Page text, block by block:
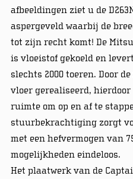
afbeeldingen ziet u de
aspergeveld waarbij de
tot zijn recht komt! De
is vloeistof gekoeld en
slechts 2000 toeren. Door
vloer gerealiseerd,
ruimte om op en af te
stuurbekrachtiging zorgt
met een hefvermogen van
mogelijkheden eindeloos.
Het plaatwerk van de